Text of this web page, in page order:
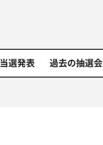
当選発表 過去の抽選会